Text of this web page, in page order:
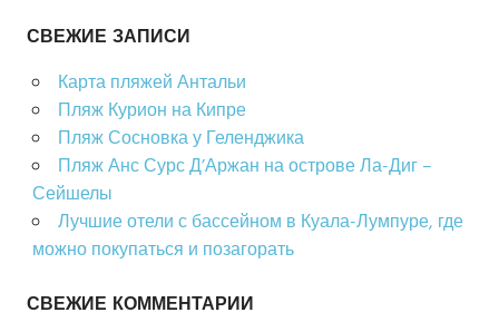
СВЕЖИЕ ЗАПИСИ
Карта пляжей Антальи
Пляж Курион на Кипре
Пляж Сосновка у Геленджика
Пляж Анс Сурс Д’Аржан на острове Ла-Диг –
Сейшелы
Лучшие отели с бассейном в Куала-Лумпуре, где
можно покупаться и позагорать
СВЕЖИЕ КОММЕНТАРИИ